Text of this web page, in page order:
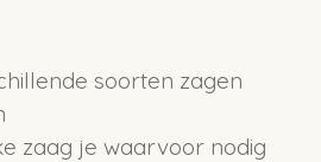
soorten zagen
zaag je waarvoor nodig